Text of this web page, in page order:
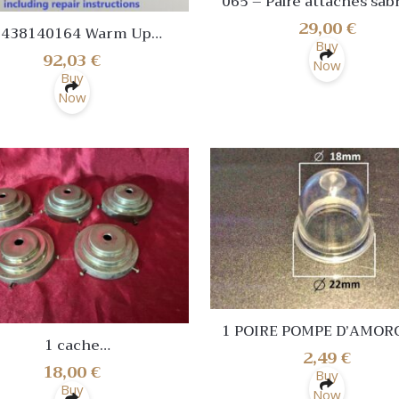
Warm Up
Repair Kit PORSCHE
911 3.6 Turbo WUR
92,03€
Buy
Now
cuir blanc officier
empire militaria
29,00€
Buy
Now
1 cache
lampe art
18,00€
Buy
1 POIRE POMPE
ESSENCE MODÈLE
TRONÇONNEUSE
DÉBROUSSAILLEUSE….
2,49€
Buy
Now